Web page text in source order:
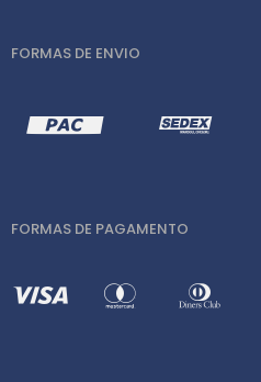
FORMAS DE ENVIO
FORMAS DE PAGAMENTO